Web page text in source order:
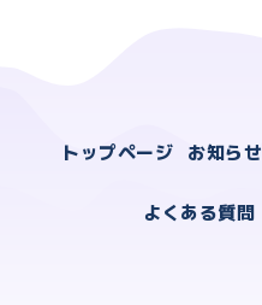
トップページ お知らせ
よくある質問